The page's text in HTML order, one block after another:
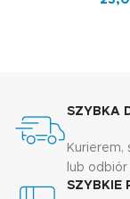
SZYBKA
Kurierem,
lub
SZYBKIE